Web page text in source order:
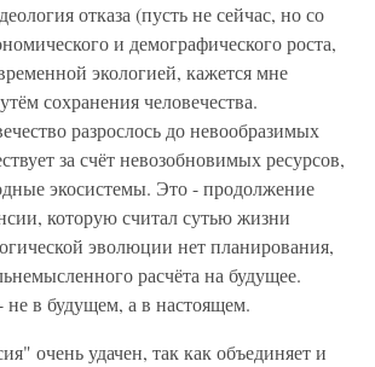
отказа (пусть не сейчас, но со
и демографического роста,
экологией, кажется мне
сохранения человечества.
разрослось до невообразимых
за счёт невозобновимых ресурсов,
экосистемы. Это - продолжение
которую считал сутью жизни
эволюции нет планирования,
расчёта на будущее.
в будущем, а в настоящем.
очень удачен, так как объединяет и